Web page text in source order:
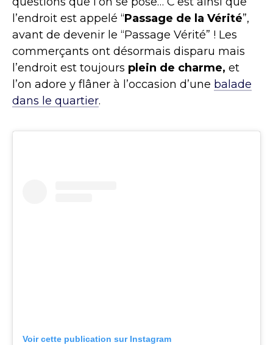
l’endroit est appelé “Passage de la Vérité”,
avant de devenir le “Passage Vérité” ! Les
commerçants ont désormais disparu mais
l’endroit est toujours plein de charme, et
l’on adore y flâner à l’occasion d’une balade
dans le quartier.
Voir cette publication sur Instagram